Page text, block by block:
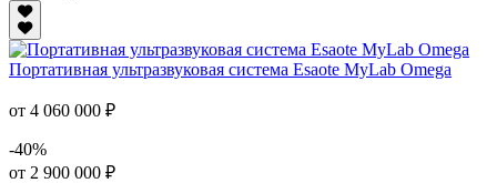
Портативная ультразвуковая система Esaote MyLab Omega
от 4 060 000 ₽
-40%
от 2 900 000 ₽